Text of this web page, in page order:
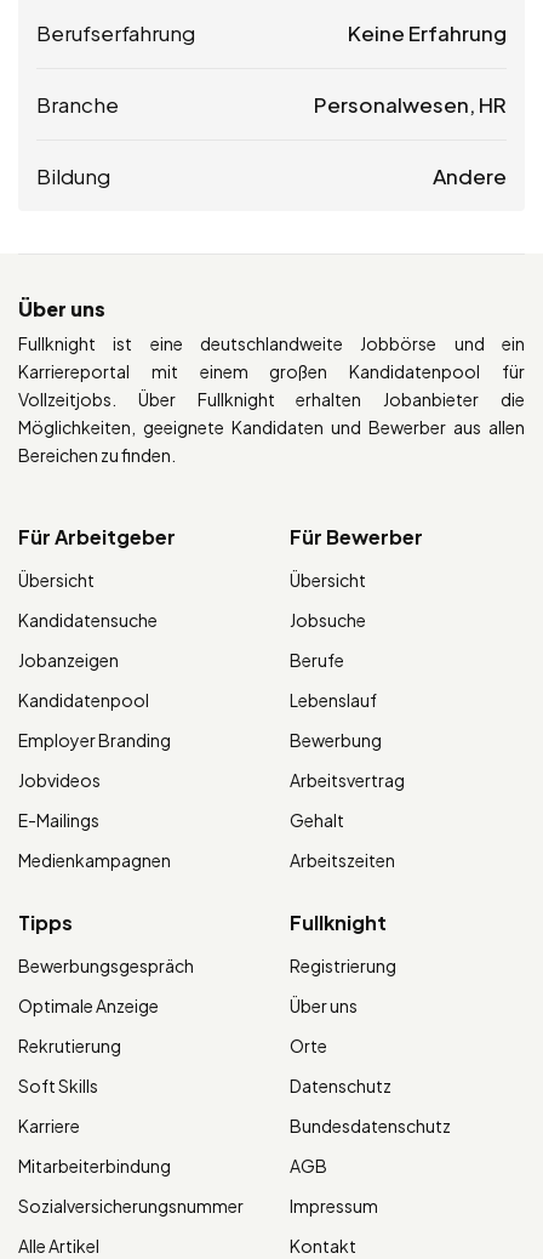
Berufserfahrung Keine Erfahrung
Branche Personalwesen, HR
Bildung Andere
Über uns
Fullknight ist eine deutschlandweite Jobbörse und ein
Karriereportal mit einem großen Kandidatenpool für
Vollzeitjobs. Über Fullknight erhalten Jobanbieter die
Möglichkeiten, geeignete Kandidaten und Bewerber aus allen
Bereichen zu finden.
Für Arbeitgeber
Übersicht
Kandidatensuche
Jobanzeigen
Kandidatenpool
Employer Branding
Jobvideos
E-Mailings
Medienkampagnen
Für Bewerber
Übersicht
Jobsuche
Berufe
Lebenslauf
Bewerbung
Arbeitsvertrag
Gehalt
Arbeitszeiten
Tipps
Bewerbungsgespräch
Optimale Anzeige
Rekrutierung
Soft Skills
Karriere
Mitarbeiterbindung
Sozialversicherungsnummer
Alle Artikel
Fullknight
Registrierung
Über uns
Orte
Datenschutz
Bundesdatenschutz
AGB
Impressum
Kontakt